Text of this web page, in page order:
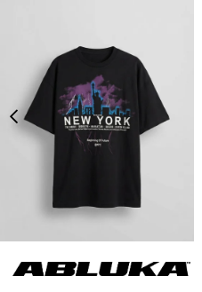
Erkek New York Baskılı Oversize T-Shirt Siyah